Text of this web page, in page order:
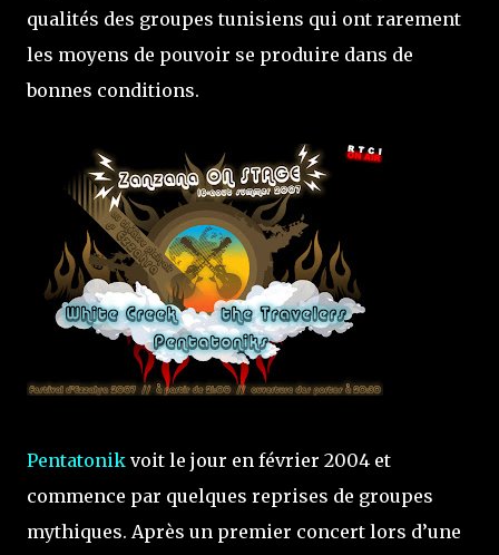
qualités des groupes tunisiens qui ont rarement
les moyens de pouvoir se produire dans de
bonnes conditions.
Pentatonik voit le jour en février 2004 et
commence par quelques reprises de groupes
mythiques. Après un premier concert lors d’une